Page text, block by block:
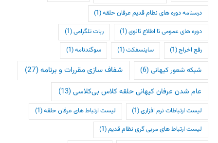
درسنامه دوره های نظام قدیم عرفان حلقه(1)
دوره های عمومی تا اطلاع ثانوی(1) ربات تلگرامی(1)
رفع اخراج(1) ساینسفکت(1) سوگندنامه(1)
شبکه شعور کیهانی(6) شفاف سازی مقررات و برنامه(27)
عام شدن عرفان کیهانی حلقه کلاس بی‌کلاسی (13)
لیست ارتباطات نرم افزاری(1) لیست ارتباط های عرفان حلقه(1)
لیست ارتباط های مربی گری نظام قدیم(1)